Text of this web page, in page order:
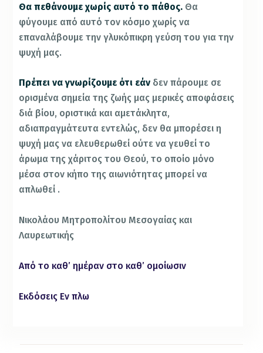
Θα πεθάνουμε χωρίς αυτό το πάθος. Θα
φύγουμε από αυτό τον κόσμο χωρίς να
επαναλάβουμε την γλυκόπικρη γεύση του για την
ψυχή μας.
Πρέπει να γνωρίζουμε ότι εάν δεν πάρουμε σε
ορισμένα σημεία της ζωής μας μερικές αποφάσεις
διά βίου, οριστικά και αμετάκλητα,
αδιαπραγμάτευτα εντελώς, δεν θα μπορέσει η
ψυχή μας να ελευθερωθεί ούτε να γευθεί το
άρωμα της χάριτος του Θεού, το οποίο μόνο
μέσα στον κήπο της αιωνιότητας μπορεί να
απλωθεί .
Νικολάου Μητροπολίτου Μεσογαίας και
Λαυρεωτικής
Από το καθ’ ημέραν στο καθ’ ομοίωσιν
Eκδόσεις Εν πλω